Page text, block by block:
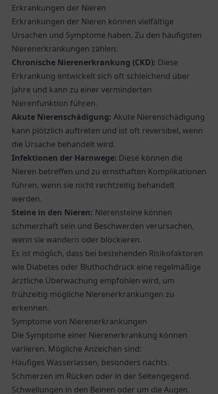
Erkrankungen der Nieren
Erkrankungen der Nieren können vielfältige
Ursachen und Symptome haben. Zu den häufigsten
Nierenerkrankungen zählen:
Chronische Nierenerkrankung (CKD): Diese
Erkrankung entwickelt sich oft schleichend über
Jahre und kann zu einer verminderten
Nierenfunktion führen.
Akute Nierenschädigung: Akute Nierenschädigung
kann plötzlich auftreten und ist oft reversibel, wenn
die Ursache behandelt wird.
Infektionen der Harnwege: Diese können die
Nieren betreffen und zu ernsthaften Komplikationen
führen, wenn sie nicht rechtzeitig behandelt
werden.
Steine in den Nieren: Nierensteine können
schmerzhaft sein und Beschwerden verursachen,
wenn sie wandern oder blockieren.
Es ist möglich, dass bei bestehenden Risikofaktoren
wie Diabetes oder Bluthochdruck eine regelmäßige
ärztliche Überwachung empfohlen wird, um
frühzeitig mögliche Nierenerkrankungen zu
erkennen.
Symptome von Nierenerkrankungen
Die Symptome einer Nierenerkrankung können
variieren. Mögliche Anzeichen sind:
Häufiges Wasserlassen, besonders nachts.
Schmerzen im Rücken oder in der Seitengegend.
Schwellungen in den Beinen oder um die Augen.